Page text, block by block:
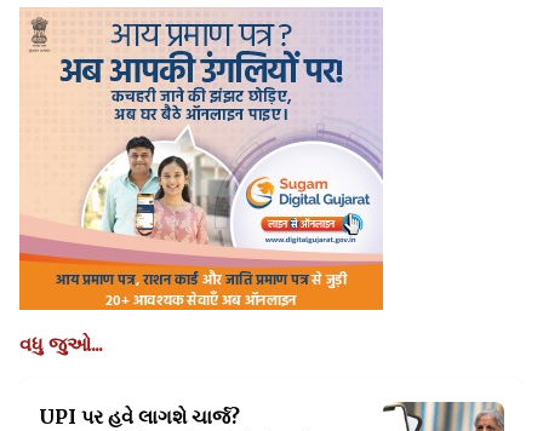
વધુ જુઓ...
UPI પર હવે લાગશે ચાર્જ?